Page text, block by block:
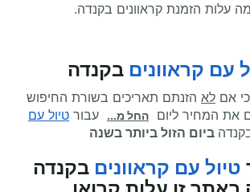
עלות הזמנת קראוונים בקנדה.
עם קראוונים בקנדה
אם לא הזנתם תאריכים בשורת החיפוש
את המחיר ליום החל מ... עבור טיול עם
ביום הזול ביותר בשנה
טיול עם קראוונים בקנדה